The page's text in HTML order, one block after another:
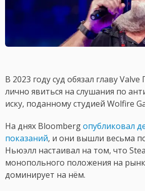
В 2023 году суд обязал главу
лично явиться на слушания по
иску, поданному студией Wolfire
На днях Bloombergопубликовал
показаний, и они вышли весьма
Ньюэлл настаивал на том, что
монопольного положения на
доминирует на нём.